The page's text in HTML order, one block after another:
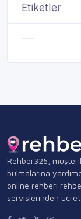
Etiketler
Rehber326,
bulmalarına
online rehberi
servislerinden